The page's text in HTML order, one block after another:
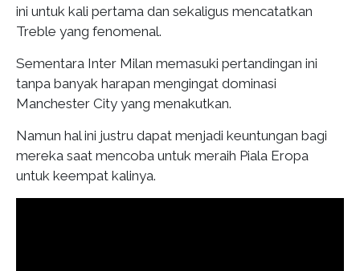
ini untuk kali pertama dan sekaligus mencatatkan
Treble yang fenomenal.
Sementara Inter Milan memasuki pertandingan ini
tanpa banyak harapan mengingat dominasi
Manchester City yang menakutkan.
Namun hal ini justru dapat menjadi keuntungan bagi
mereka saat mencoba untuk meraih Piala Eropa
untuk keempat kalinya.